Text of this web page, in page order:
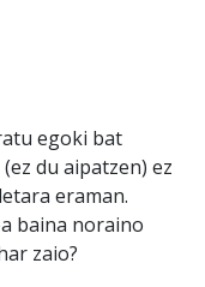
egoki bat
(ez du aipatzen) ez
eraman.
baina noraino
zaio?